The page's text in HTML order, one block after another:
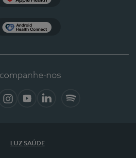
nos
LUZ SAÚDE